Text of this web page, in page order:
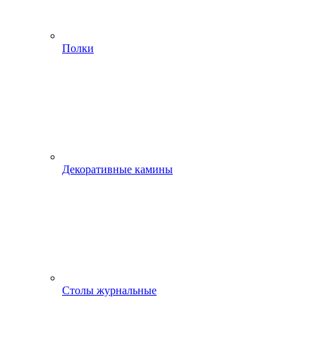
Полки
Декоративные камины
Столы журнальные